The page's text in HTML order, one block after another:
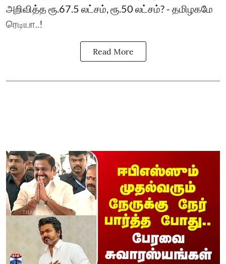
அறிவித்த ரூ.67.5 லட்சம், ரூ.50 லட்சம்? - தமிழகமே
ரெடியா..!
Read More